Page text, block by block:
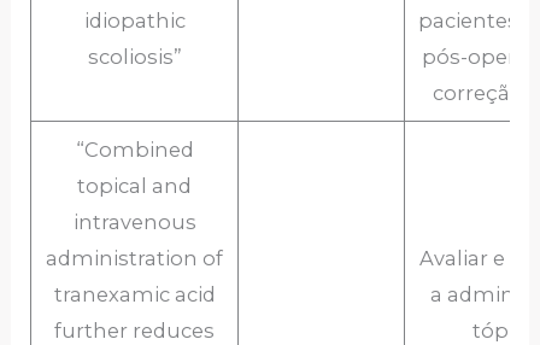
idiopathic
scoliosis”
pacientes
pós-
correção
“Combined
topical and
intravenous
administration of
tranexamic acid
further reduces
Avaliar e
a
tópica